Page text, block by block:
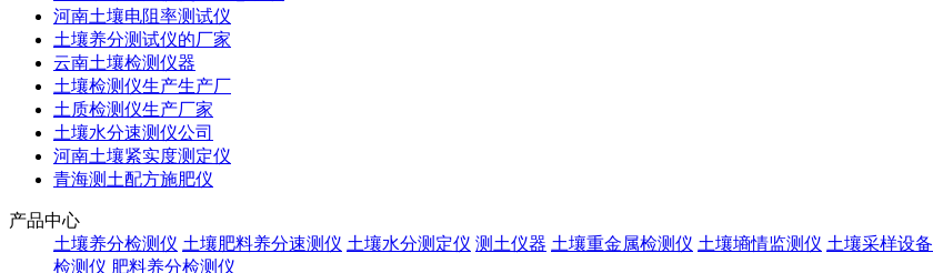
河南土壤电阻率测试仪
土壤养分测试仪的厂家
云南土壤检测仪器
土壤检测仪生产生产厂
土质检测仪生产厂家
土壤水分速测仪公司
河南土壤紧实度测定仪
青海测土配方施肥仪
产品中心
土壤养分检测仪 土壤肥料养分速测仪 土壤水分测定仪 测土仪器 土壤重金属检测仪 土壤墒情监测仪 土壤采样设备
检测仪 肥料养分检测仪